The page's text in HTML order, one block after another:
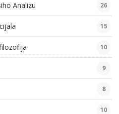
Analizu 26
15
10
9
8
10